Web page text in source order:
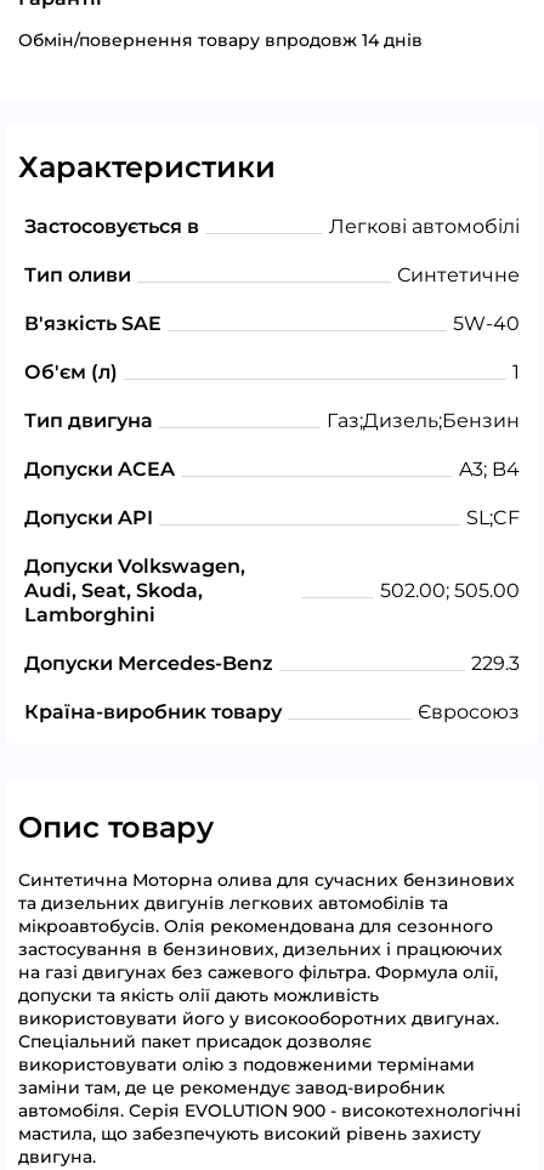
Обмін/повернення товару впродовж 14 днів
Характеристики
Застосовується в Легкові автомобілі
Тип оливи Синтетичне
В'язкість SAE 5W-40
Об'єм (л) 1
Тип двигуна Газ;Дизель;Бензин
Допуски ACEA A3; B4
Допуски API SL;CF
Допуски Volkswagen,
Audi, Seat, Skoda,
Lamborghini
502.00; 505.00
Допуски Mercedes-Benz 229.3
Країна-виробник товару Євросоюз
Опис товару
Синтетична Моторна олива для сучасних бензинових
та дизельних двигунів легкових автомобілів та
мікроавтобусів. Олія рекомендована для сезонного
застосування в бензинових, дизельних і працюючих
на газі двигунах без сажевого фільтра. Формула олії,
допуски та якість олії дають можливість
використовувати його у високооборотних двигунах.
Спеціальний пакет присадок дозволяє
використовувати олію з подовженими термінами
заміни там, де це рекомендує завод-виробник
автомобіля. Серія EVOLUTION 900 - високотехнологічні
мастила, що забезпечують високий рівень захисту
двигуна.